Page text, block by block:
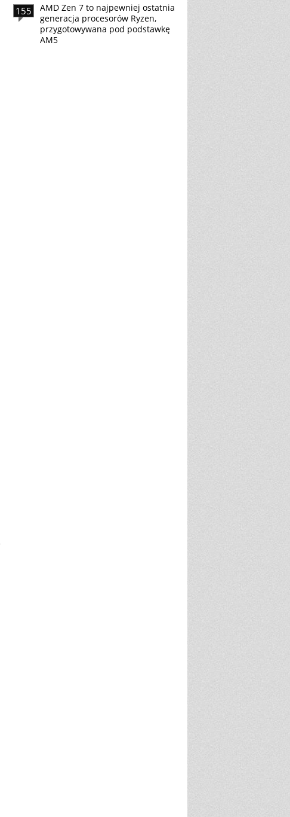
155
AMD Zen 7 to najpewniej ostatnia
generacja procesorów Ryzen,
przygotowywana pod podstawkę
AM5